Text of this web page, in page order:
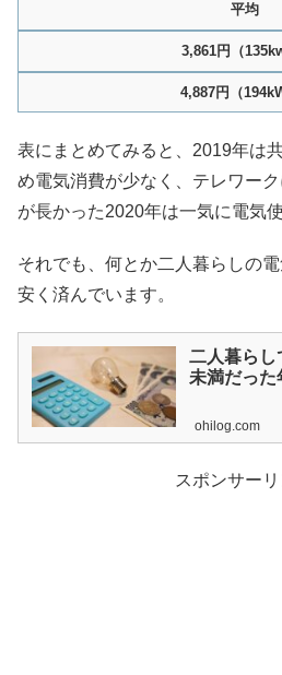
平均
3,861円（
4,887円（
表にまとめてみると、2019年は
め電気消費が少なく、テレワー
が長かった2020年は一気に電気
それでも、何とか二人暮らしの
安く済んでいます。
二人暮らし
未満だった
ohilog.com
スポンサーリ